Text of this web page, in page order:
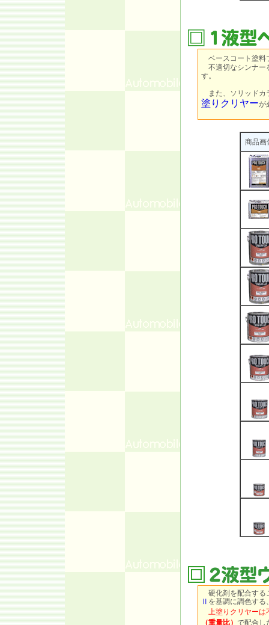
ベースコート塗料
不適切なシンナー
す。
また、ソリッドカ
塗りクリヤーが
商品画
硬化剤を配合する
Ⅱ を基調に調色する
上塗りクリヤーは
（重量比） で配合し